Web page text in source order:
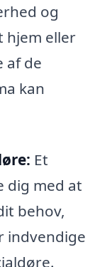
og
hjem eller
af de
kan
Et
dig med at
behov,
indvendige